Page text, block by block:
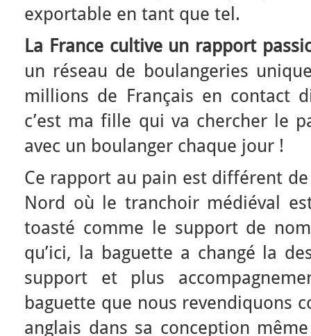
exportable en tant que tel.
La France cultive un rapport
un réseau de boulangeries
millions de Français en contact
c’est ma fille qui va chercher le
avec un boulanger chaque jour !
Ce rapport au pain est différent de
Nord où le tranchoir médiéval
toasté comme le support de
qu’ici, la baguette a changé la
support et plus
baguette que nous revendiquons
anglais dans sa conception